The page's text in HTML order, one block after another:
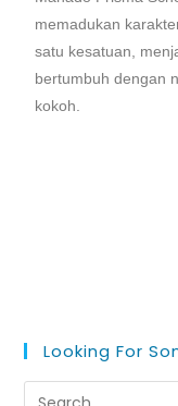
memadukan
satu kesatuan,
bertumbuh dengan
kokoh.
Looking For